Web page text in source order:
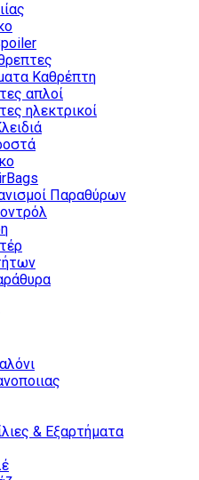
Καθρέπτη
απλοί
ηλεκτρικοί
Παραθύρων
& Εξαρτήματα